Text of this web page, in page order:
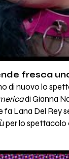
fresca
di nuovo lo
di Gianna
Lana Del Rey
per lo spettacolo